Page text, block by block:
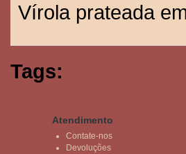
Vírola prateada
Tags:
Atendimento
Contate-nos
Devoluções